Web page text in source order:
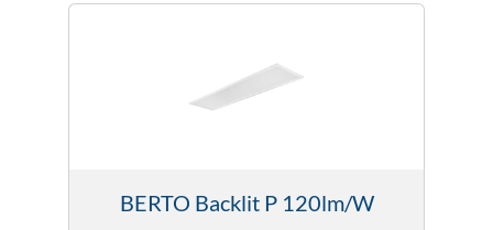
BERTO Backlit P 120lm/W